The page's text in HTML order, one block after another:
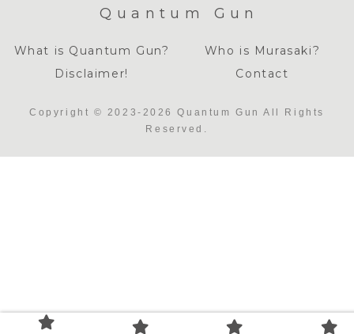
Quantum Gun
What is Quantum Gun?
Who is Murasaki?
Disclaimer!
Contact
Copyright © 2023-2026 Quantum Gun All Rights
Reserved.